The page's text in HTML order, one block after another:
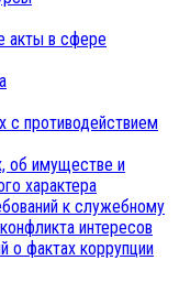
акты в сфере
с противодействием
об имуществе и
характера
к служебному
интересов
о фактах коррупции